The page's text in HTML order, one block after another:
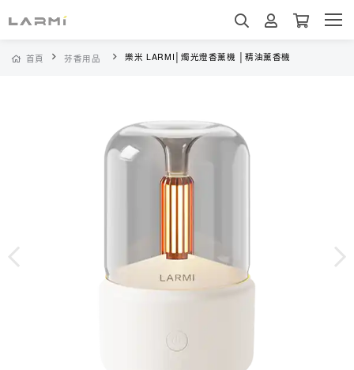
首頁 芬香用品 樂米 LARMI│燭光燈香薰機 │精油薰香機